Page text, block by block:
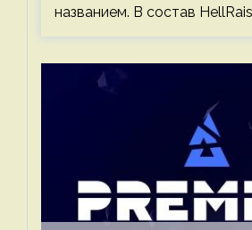
названием. В состав